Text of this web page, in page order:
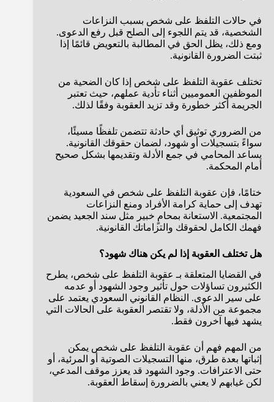
في حالات التلفظ على شخص بسبب النزاعات
الشخصية، قد يتم اللجوء إلى الصلح قبل رفع الدعوى.
ومع ذلك، يظل الحق في المطالبة بالتعويض قائمًا إذا
ثبتت الضرورة القانونية.
تختلف عقوبة التلفظ على شخص إذا كان الضحية من
الموظفين العموميين أثناء تأدية عملهم، حيث تعتبر
الجريمة أكثر خطورة وقد تزيد العقوبة وفقًا لذلك.
من الضروري توثيق أي حادثة تتضمن تلفظًا مسيئًا،
سواءً بتسجيلات أو شهود، لضمان حقوقك القانونية.
يساعد المحامي في جمع الأدلة وتقديمها بشكل صحيح
أمام المحكمة.
ختامًا، فإن عقوبة التلفظ على شخص في السعودية
تهدف إلى حماية كرامة الأفراد ومنع النزاعات
المجتمعية. الاستعانة بمحامٍ خبير مثل سند الجعيد يضمن
فهمك الكامل لحقوقك والتزاماتك القانونية.
هل تختلف العقوبة إذا لم يكن هناك شهود؟
في القضايا المتعلقة بـ عقوبة التلفظ على شخص، يطرح
الكثيرون تساؤلات حول تأثير وجود الشهود أو عدمه
على سير الدعوى. النظام القانوني السعودي يعتمد على
مجموعة من الأدلة، ولا تقتصر العقوبة على الحالات التي
يشهد فيها آخرون فقط.
من المهم فهم أن عقوبة التلفظ على شخص يمكن
إثباتها بعدة طرق، منها التسجيلات الصوتية أو المرئية، أو
حتى الاعترافات. وجود الشهود قد يعزز موقف المدعي،
لكن غيابهم لا يعني بالضرورة إسقاط العقوبة.